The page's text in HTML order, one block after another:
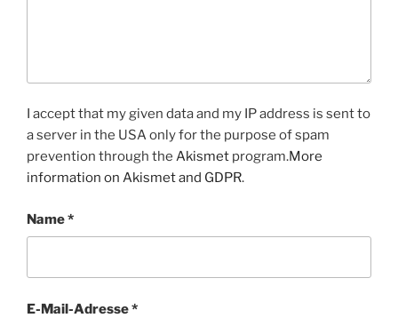
I accept that my given data and my IP address is sent to
a server in the USA only for the purpose of spam
prevention through the Akismet program.More
information on Akismet and GDPR.
Name*
E-Mail-Adresse*